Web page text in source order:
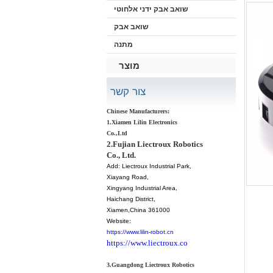
שואב אבק ידני אלחוטי
שואב אבק
מתנה
מוצר
צור קשר
Chinese Manufacturers:
1.Xiamen Lilin Electronics
Co.,Ltd
2.Fujian Liectroux Robotics
Co., Ltd.
Add: Liectroux Industrial Park,
Xiayang Road,
Xingyang Industrial Area,
Haichang District,
Xiamen ,China 361000
Website:
https://www.lilin-robot.cn
https://www.liectroux.co
3.Guangdong Liectroux Robotics